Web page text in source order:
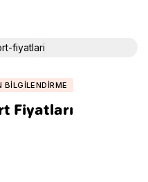
BILGILENDIRME
Fiyatları